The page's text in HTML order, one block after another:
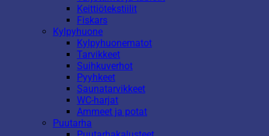
Keittiötekstiilit
Fiskars
Kylpyhuone
Kylpyhuonematot
Tarvikkeet
Suihkuverhot
Pyyhkeet
Saunatarvikkeet
WC-harjat
Ammeet ja potat
Puutarha